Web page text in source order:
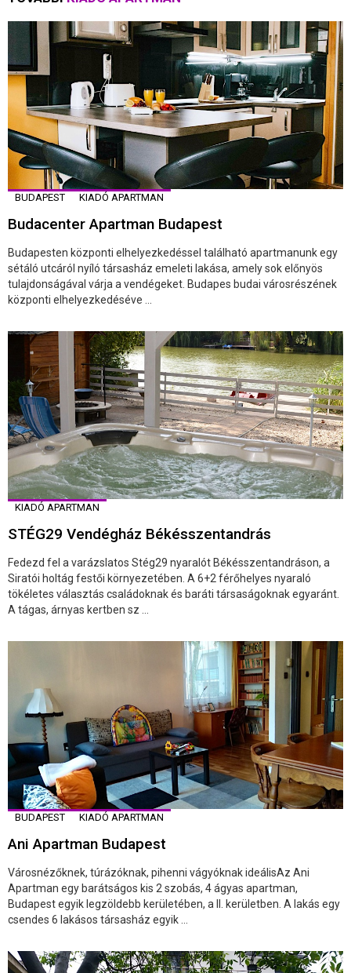
BUDAPEST KIADÓ APARTMAN
Budacenter Apartman Budapest
Budapesten központi elhelyezkedéssel található apartmanunk egy
sétáló utcáról nyíló társasház emeleti lakása, amely sok előnyös
tulajdonságával várja a vendégeket. Budapes budai városrészének
központi elhelyezkedéséve ...
KIADÓ APARTMAN
STÉG29 Vendégház Békésszentandrás
Fedezd fel a varázslatos Stég29 nyaralót Békésszentandráson, a
Siratói holtág festői környezetében. A 6+2 férőhelyes nyaraló
tökéletes választás családoknak és baráti társaságoknak egyaránt.
A tágas, árnyas kertben sz ...
BUDAPEST KIADÓ APARTMAN
Ani Apartman Budapest
Városnézőknek, túrázóknak, pihenni vágyóknak ideálisAz Ani
Apartman egy barátságos kis 2 szobás, 4 ágyas apartman,
Budapest egyik legzöldebb kerületében, a II. kerületben. A lakás egy
csendes 6 lakásos társasház egyik ...